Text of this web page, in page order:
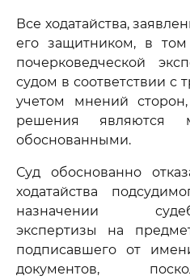
Все ходатайства,
его защитником, в
почерковедческой
судом в соответствии с
учетом мнений
решения являются
обоснованными.
Суд обоснованно
ходатайства
назначении
экспертизы на
подписавшего от
документов,